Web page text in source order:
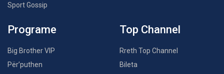
Sport Gossip
Programe
Big Brother VIP
Për’puthen
Top Channel
Rreth Top Channel
Bileta